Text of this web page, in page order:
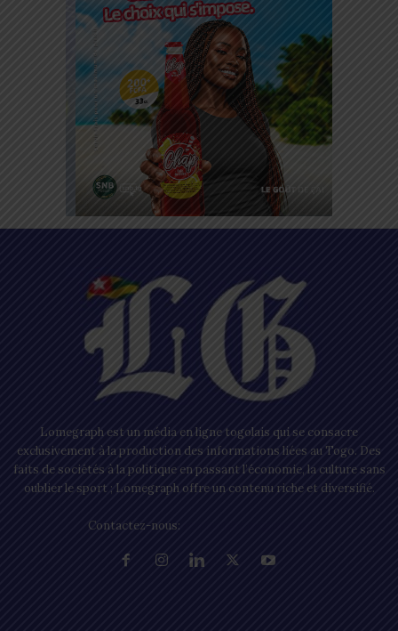
Lomegraph est un média en ligne togolais qui se consacre
exclusivement à la production des informations liées au Togo. Des
faits de sociétés à la politique en passant l’économie, la culture sans
oublier le sport ; Lomegraph offre un contenu riche et diversifié.
Contactez-nous: